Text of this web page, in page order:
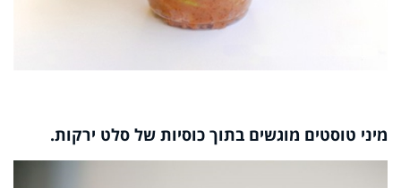
מיני טוסטים מוגשים בתוך כוסיות של סלט ירקות.